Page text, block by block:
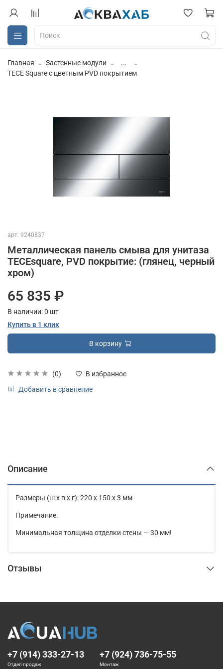
Главная Застенные модули
...
TECE Square с цветным PVD покрытием
арт. 9240837
Металлическая панель смыва для унитаза
TECEsquare, PVD покрытие: (глянец, черный
хром)
(0)
В избранное
Добавить в сравнение
65 835 ₽
В наличии:0 шт
Купить в 1 клик
В корзину
Описание
Размеры (ш x в x г): 220 x 150 x 3 мм
Примечание.
Минимальная толщина отделки стены — 30 мм!
Отзывы
+7 (914) 333-27-13
Отдел продаж
+7 (924) 736-75-55
Монтаж